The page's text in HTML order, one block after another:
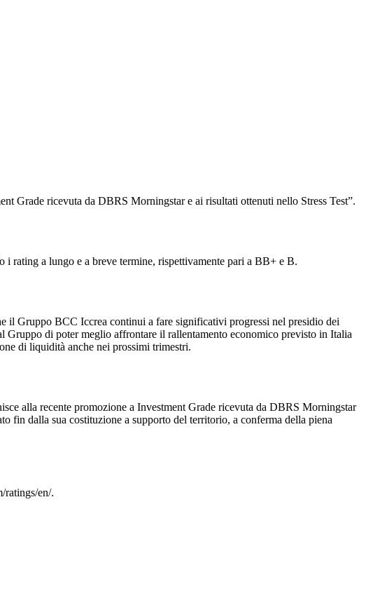
Grade ricevuta da DBRS Morningstar e ai risultati ottenuti nello Stress Test”.
rating a lungo e a breve termine, rispettivamente pari a BB+ e B.
il Gruppo BCC Iccrea continui a fare significativi progressi nel presidio dei
Gruppo di poter meglio affrontare il rallentamento economico previsto in Italia
di liquidità anche nei prossimi trimestri.
alla recente promozione a Investment Grade ricevuta da DBRS Morningstar
fin dalla sua costituzione a supporto del territorio, a conferma della piena
ratings/en/.